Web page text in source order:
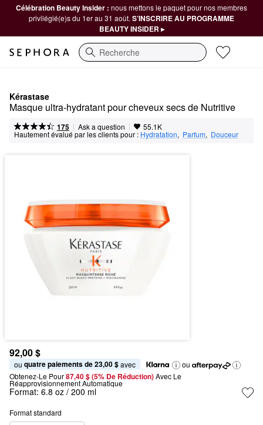
Célébration Beauty Insider : nous mettons le paquet pour nos membres
privilégié(e)s du 1er au 31 août. S’INSCRIRE AU PROGRAMME
BEAUTY INSIDER ▸
Recherche
Kérastase
Masque ultra-hydratant pour cheveux secs de Nutritive
175 | Ask a question | 55.1K
Hautement évalué par les clients pour : Hydratation, Parfum, Douceur
92,00 $
ou quatre paiements de 23,00 $ avec
ou
Obtenez-Le Pour87,40 $ (5% De Réduction) Avec Le
Réapprovisionnement Automatique
Format: 6.8 oz / 200 ml
Format standard